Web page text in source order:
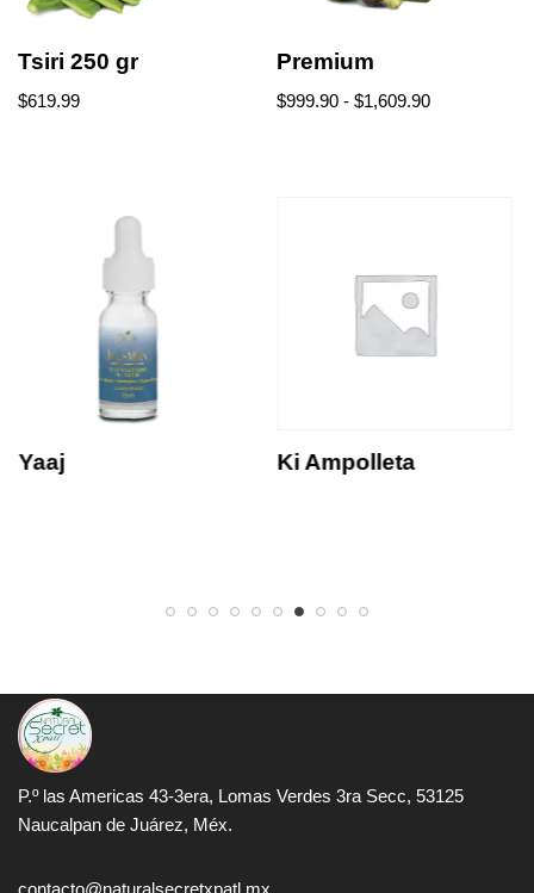
Tsiri 250 gr
$619.99
Premium
$999.90 - $1,609.90
Yaaj Ki Ampolleta
P.º las Americas 43-3era, Lomas Verdes 3ra Secc, 53125
Naucalpan de Juárez, Méx.